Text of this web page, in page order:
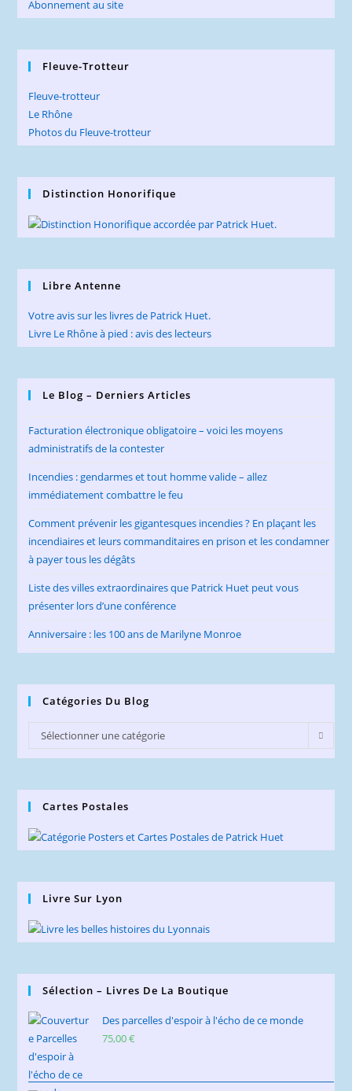
Abonnement au site
Fleuve-Trotteur
Fleuve-trotteur
Le Rhône
Photos du Fleuve-trotteur
Distinction Honorifique
Libre Antenne
Votre avis sur les livres de Patrick Huet.
Livre Le Rhône à pied : avis des lecteurs
Le Blog – Derniers Articles
Facturation électronique obligatoire – voici les moyens
administratifs de la contester
Incendies : gendarmes et tout homme valide – allez
immédiatement combattre le feu
Comment prévenir les gigantesques incendies ? En plaçant les
incendiaires et leurs commanditaires en prison et les condamner
à payer tous les dégâts
Liste des villes extraordinaires que Patrick Huet peut vous
présenter lors d’une conférence
Anniversaire : les 100 ans de Marilyne Monroe
Catégories Du Blog
Catégories
du
Sélectionner une catégorie
Cartes Postales
Livre Sur Lyon
Sélection – Livres De La Boutique
Des parcelles d'espoir à l'écho de ce monde
75,00€